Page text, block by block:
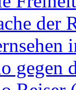
der
gegen